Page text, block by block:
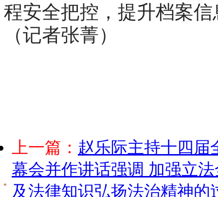
程安全把控，提升档案
（记者张菁）
上一篇： 赵乐际主持十四届
幕会并作讲话强调 加强立
及法律知识弘扬法治精神的